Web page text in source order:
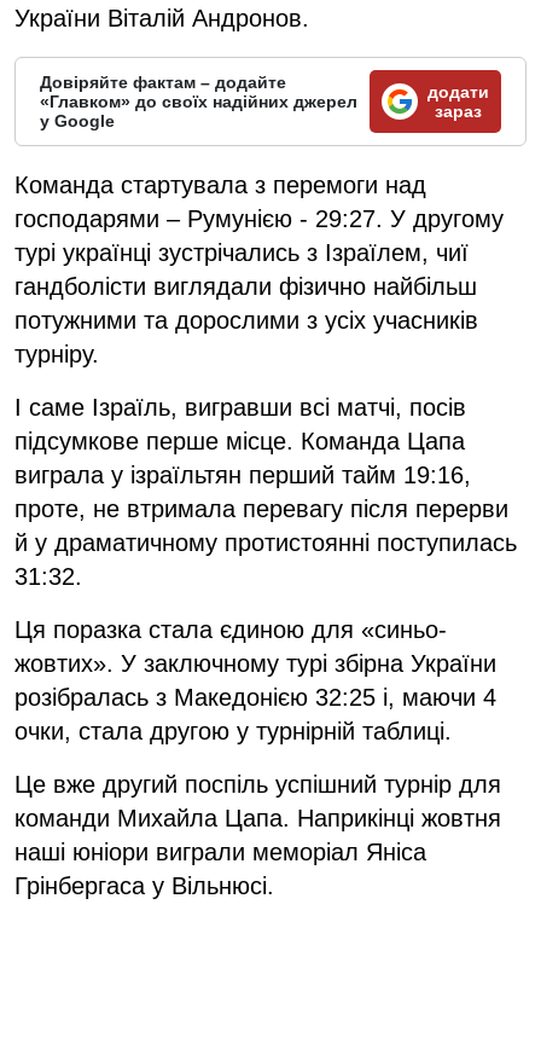
України Віталій Андронов.
Довіряйте фактам – додайте
«Главком» до своїх надійних джерел
у Google
додати
зараз
Команда стартувала з перемоги над
господарями – Румунією - 29:27. У другому
турі українці зустрічались з Ізраїлем, чиї
гандболісти виглядали фізично найбільш
потужними та дорослими з усіх учасників
турніру.
І саме Ізраїль, вигравши всі матчі, посів
підсумкове перше місце. Команда Цапа
виграла у ізраїльтян перший тайм 19:16,
проте, не втримала перевагу після перерви
й у драматичному протистоянні поступилась
31:32.
Ця поразка стала єдиною для «синьо-
жовтих». У заключному турі збірна України
розібралась з Македонією 32:25 і, маючи 4
очки, стала другою у турнірній таблиці.
Це вже другий поспіль успішний турнір для
команди Михайла Цапа. Наприкінці жовтня
наші юніори виграли меморіал Яніса
Грінбергаса у Вільнюсі.